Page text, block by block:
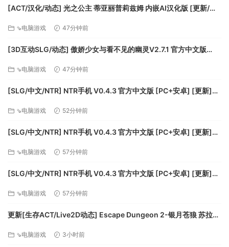
推荐配置:
处理器: Quad Core 3GHz
显卡: Nvidia Geforce GTX 980 or equivalent
DirectX 版本: 11
存储空间: 需要 300 MB 可用空间
[ACT/汉化/动态] 光之公主 蒂亚丽普莉兹姆 内嵌AI汉化版 [更新/新
⇘电脑游戏 47分钟前
[3D互动SLG/动态] 傲娇少女与看不见的幽灵V2.7.1 官方中文版
⇘电脑游戏 47分钟前
[SLG/中文/NTR] NTR手机 V0.4.3 官方中文版 [PC+安卓] [更新]
⇘电脑游戏 52分钟前
[SLG/中文/NTR] NTR手机 V0.4.3 官方中文版 [PC+安卓] [更新]
⇘电脑游戏 57分钟前
[SLG/中文/NTR] NTR手机 V0.4.3 官方中文版 [PC+安卓] [更新]
⇘电脑游戏 57分钟前
更新[生存ACT/Live2D动态] Escape Dungeon 2-银月苍狼 苏拉尔
+DLC [3.30G][百度]
⇘电脑游戏 3小时前